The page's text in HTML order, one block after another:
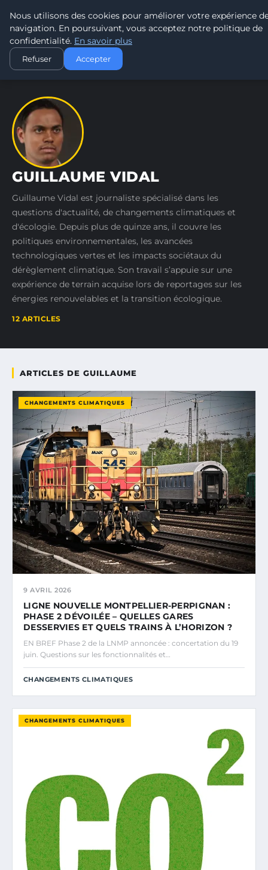
TOUR DE FRANCE POUR LE
ACCUEIL AUTEURS GUILLAUME VIDAL
GUILLAUME VIDAL
Guillaume Vidal est journaliste spécialisé dans les
questions d'actualité, de changements climatiques et
d'écologie. Depuis plus de quinze ans, il couvre les
politiques environnementales, les avancées
technologiques vertes et les impacts sociétaux du
dérèglement climatique. Son travail s’appuie sur une
expérience de terrain acquise lors de reportages sur les
énergies renouvelables et la transition écologique.
12 ARTICLES
ARTICLES DE GUILLAUME
CHANGEMENTS CLIMATIQUES
9 AVRIL 2026
LIGNE NOUVELLE MONTPELLIER-PERPIGNAN :
PHASE 2 DÉVOILÉE – QUELLES GARES
DESSERVIES ET QUELS TRAINS À L’HORIZON ?
EN BREF Phase 2 de la LNMP annoncée : concertation du 19
juin. Questions sur les fonctionnalités et…
CHANGEMENTS CLIMATIQUES
CHANGEMENTS CLIMATIQUES
Nous utilisons des cookies pour améliorer votre expérience
navigation. En poursuivant, vous acceptez notre politique de
confidentialité. En savoir plus
Refuser Accepter